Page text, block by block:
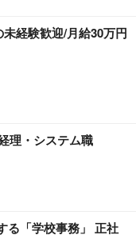
経験歓迎/月給30万円
理・システム職
る「学校事務」 正社